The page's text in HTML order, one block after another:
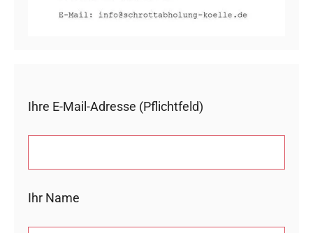
Ihre E-Mail-Adresse (Pflichtfeld)
Ihr Name